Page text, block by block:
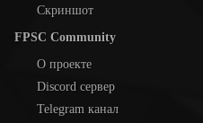
Скриншот
FPSC Community
О проекте
Discord сервер
Telegram канал